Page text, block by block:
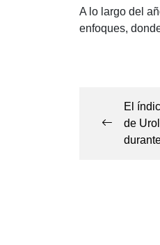
A lo largo del
enfoques,
El
de